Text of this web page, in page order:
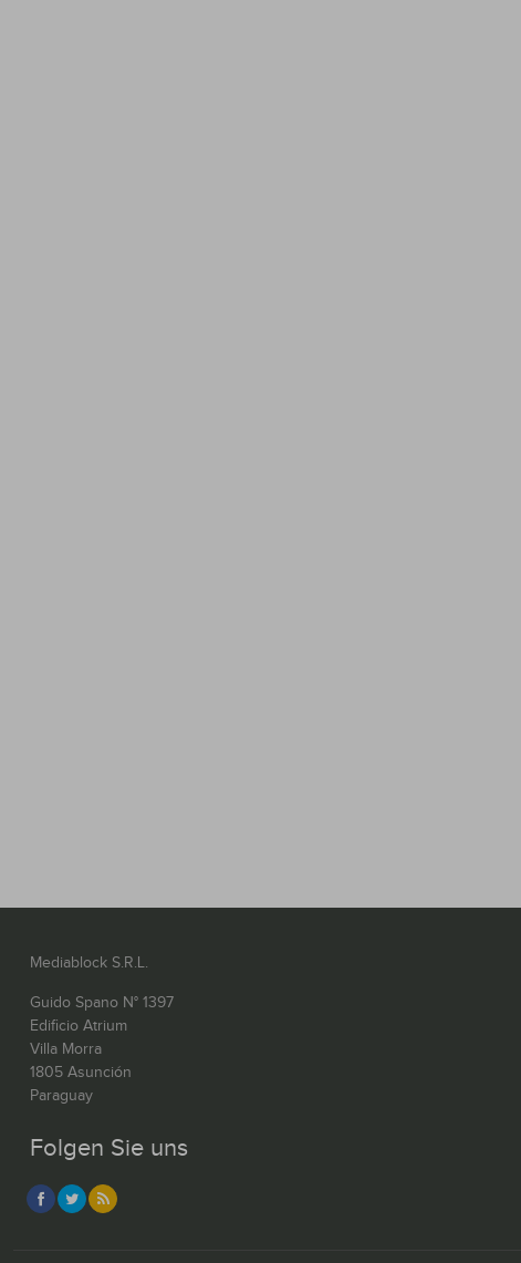
Mediablock S.R.L.
Guido Spano N° 1397
Edificio Atrium
Villa Morra
1805 Asunción
Paraguay
Folgen Sie uns